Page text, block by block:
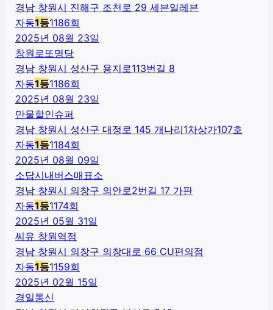
경남 창원시 진해구 조천로 29 세븐일레븐
자동1등1186회
2025년 08월 23일
창원로또명당
경남 창원시 성산구 용지로113번길 8
자동1등1186회
2025년 08월 23일
만물할인슈퍼
경남 창원시 성산구 대정로 145 개나리1차상가107호
자동1등1184회
2025년 08월 09일
소답시내버스매표소
경남 창원시 의창구 의안로2번길 17 가판
자동1등1174회
2025년 05월 31일
씨유 창원역점
경남 창원시 의창구 의창대로 66 CU편의점
자동1등1159회
2025년 02월 15일
경일통신